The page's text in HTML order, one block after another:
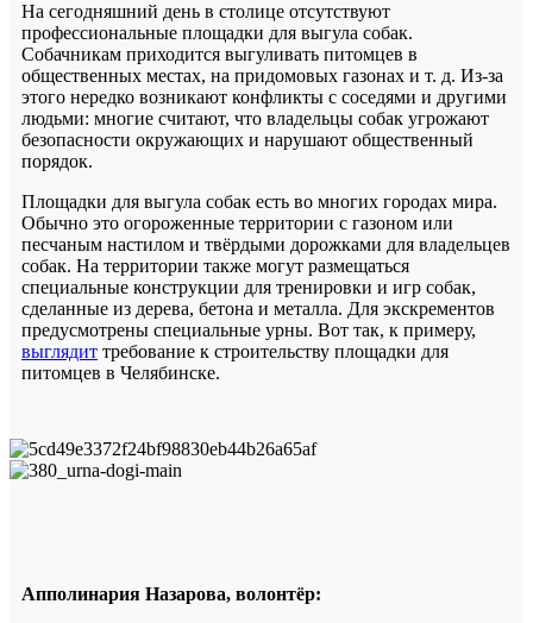
На сегодняшний день в столице отсутствуют
профессиональные площадки для выгула собак.
Собачникам приходится выгуливать питомцев в
общественных местах, на придомовых газонах и т. д. Из-за
этого нередко возникают конфликты с соседями и другими
людьми: многие считают, что владельцы собак угрожают
безопасности окружающих и нарушают общественный
порядок.
Площадки для выгула собак есть во многих городах мира.
Обычно это огороженные территории с газоном или
песчаным настилом и твёрдыми дорожками для владельцев
собак. На территории также могут размещаться
специальные конструкции для тренировки и игр собак,
сделанные из дерева, бетона и металла. Для экскрементов
предусмотрены специальные урны. Вот так, к примеру,
выглядит требование к строительству площадки для
питомцев в Челябинске.
Апполинария Назарова, волонтёр: